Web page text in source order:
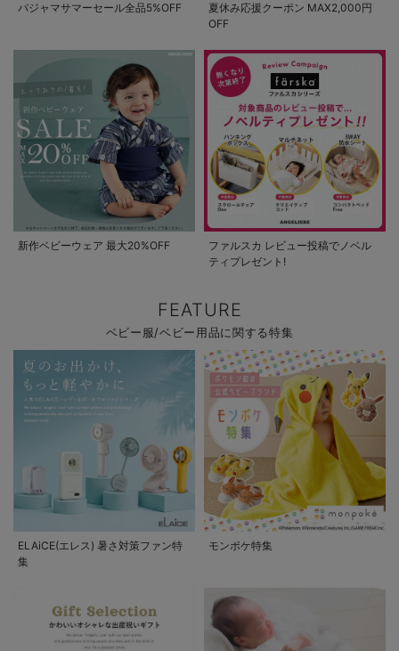
パジャマサマーセール全品5%OFF
夏休み応援クーポン MAX2,000円
OFF
新作ベビーウェア 最大20%OFF
ファルスカ レビュー投稿でノベル
ティプレゼント!
FEATURE
ベビー服/ベビー用品に関する特集
ELAiCE(エレス) 暑さ対策ファン特
集
モンポケ特集